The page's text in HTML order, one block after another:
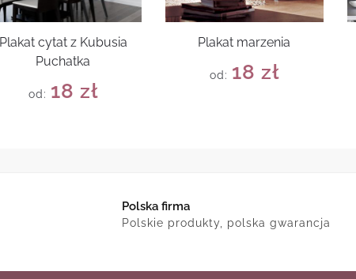
Plakat cytat z Kubusia
Puchatka
od: 18 zł
Plakat marzenia
od: 18 zł
Polska firma
Polskie produkty, polska gwarancja